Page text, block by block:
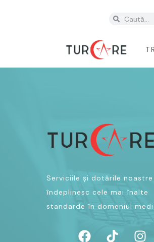
Serviciile și dotările noastre
îndeplinesc cele mai înalte
standarde în domeniul